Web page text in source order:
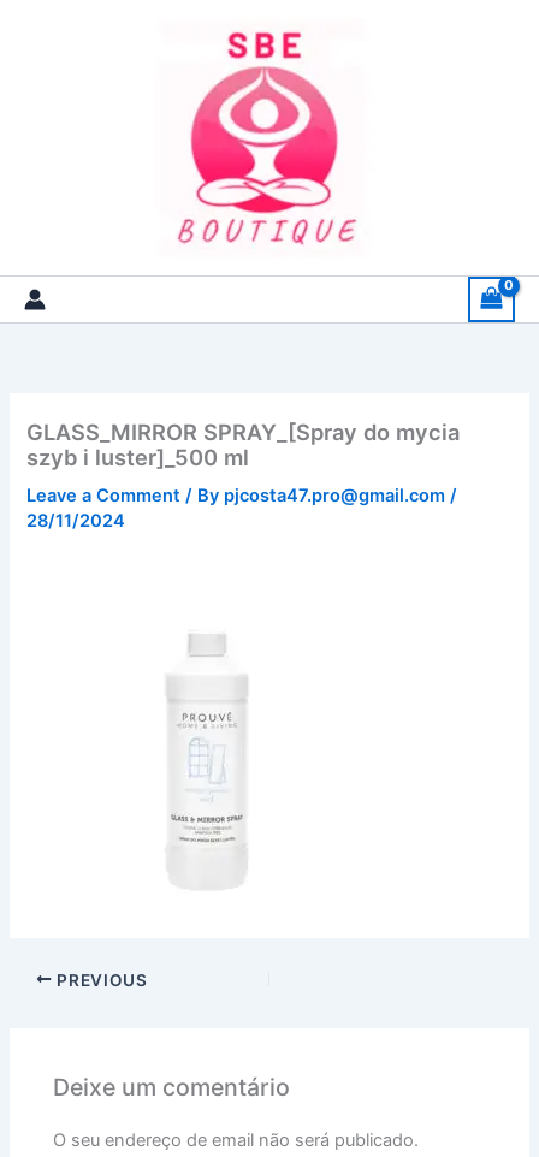
GLASS_MIRROR SPRAY_[Spray do mycia
szyb i luster]_500 ml
Leave a Comment / By pjcosta47.pro@gmail.com/
28/11/2024
PREVIOUS
Deixe um comentário
O seu endereço de email não será publicado.